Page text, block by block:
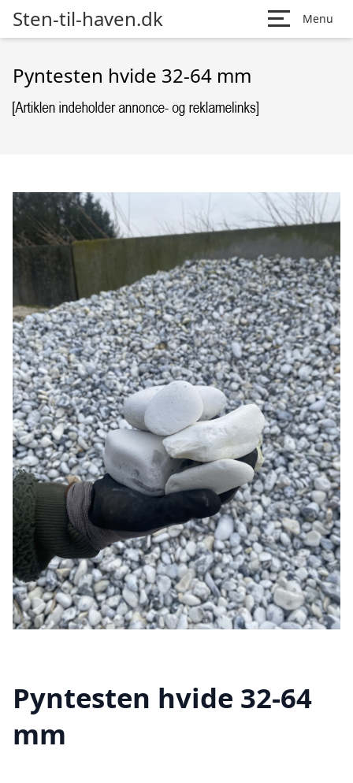
Sten-til-haven.dk Menu
Pyntesten hvide 32-64 mm
Pyntesten hvide 32-64
mm